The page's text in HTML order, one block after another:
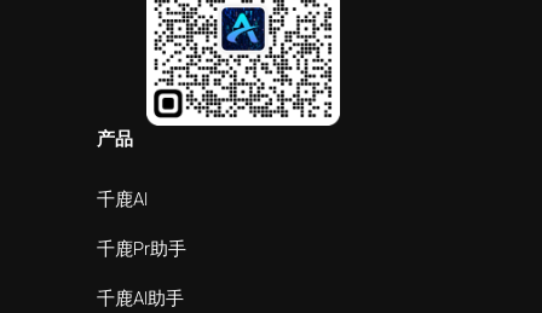
产品
千鹿AI
千鹿Pr助手
千鹿AI助手